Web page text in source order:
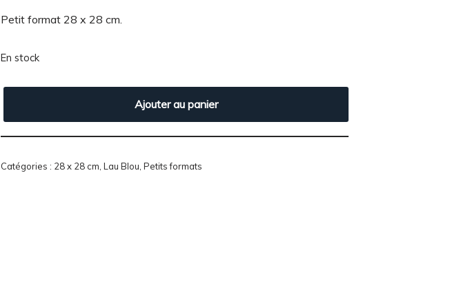
Petit format 28 x 28 cm.
En stock
Ajouter au panier
Catégories : 28 x 28 cm Lau Blou Petits formats